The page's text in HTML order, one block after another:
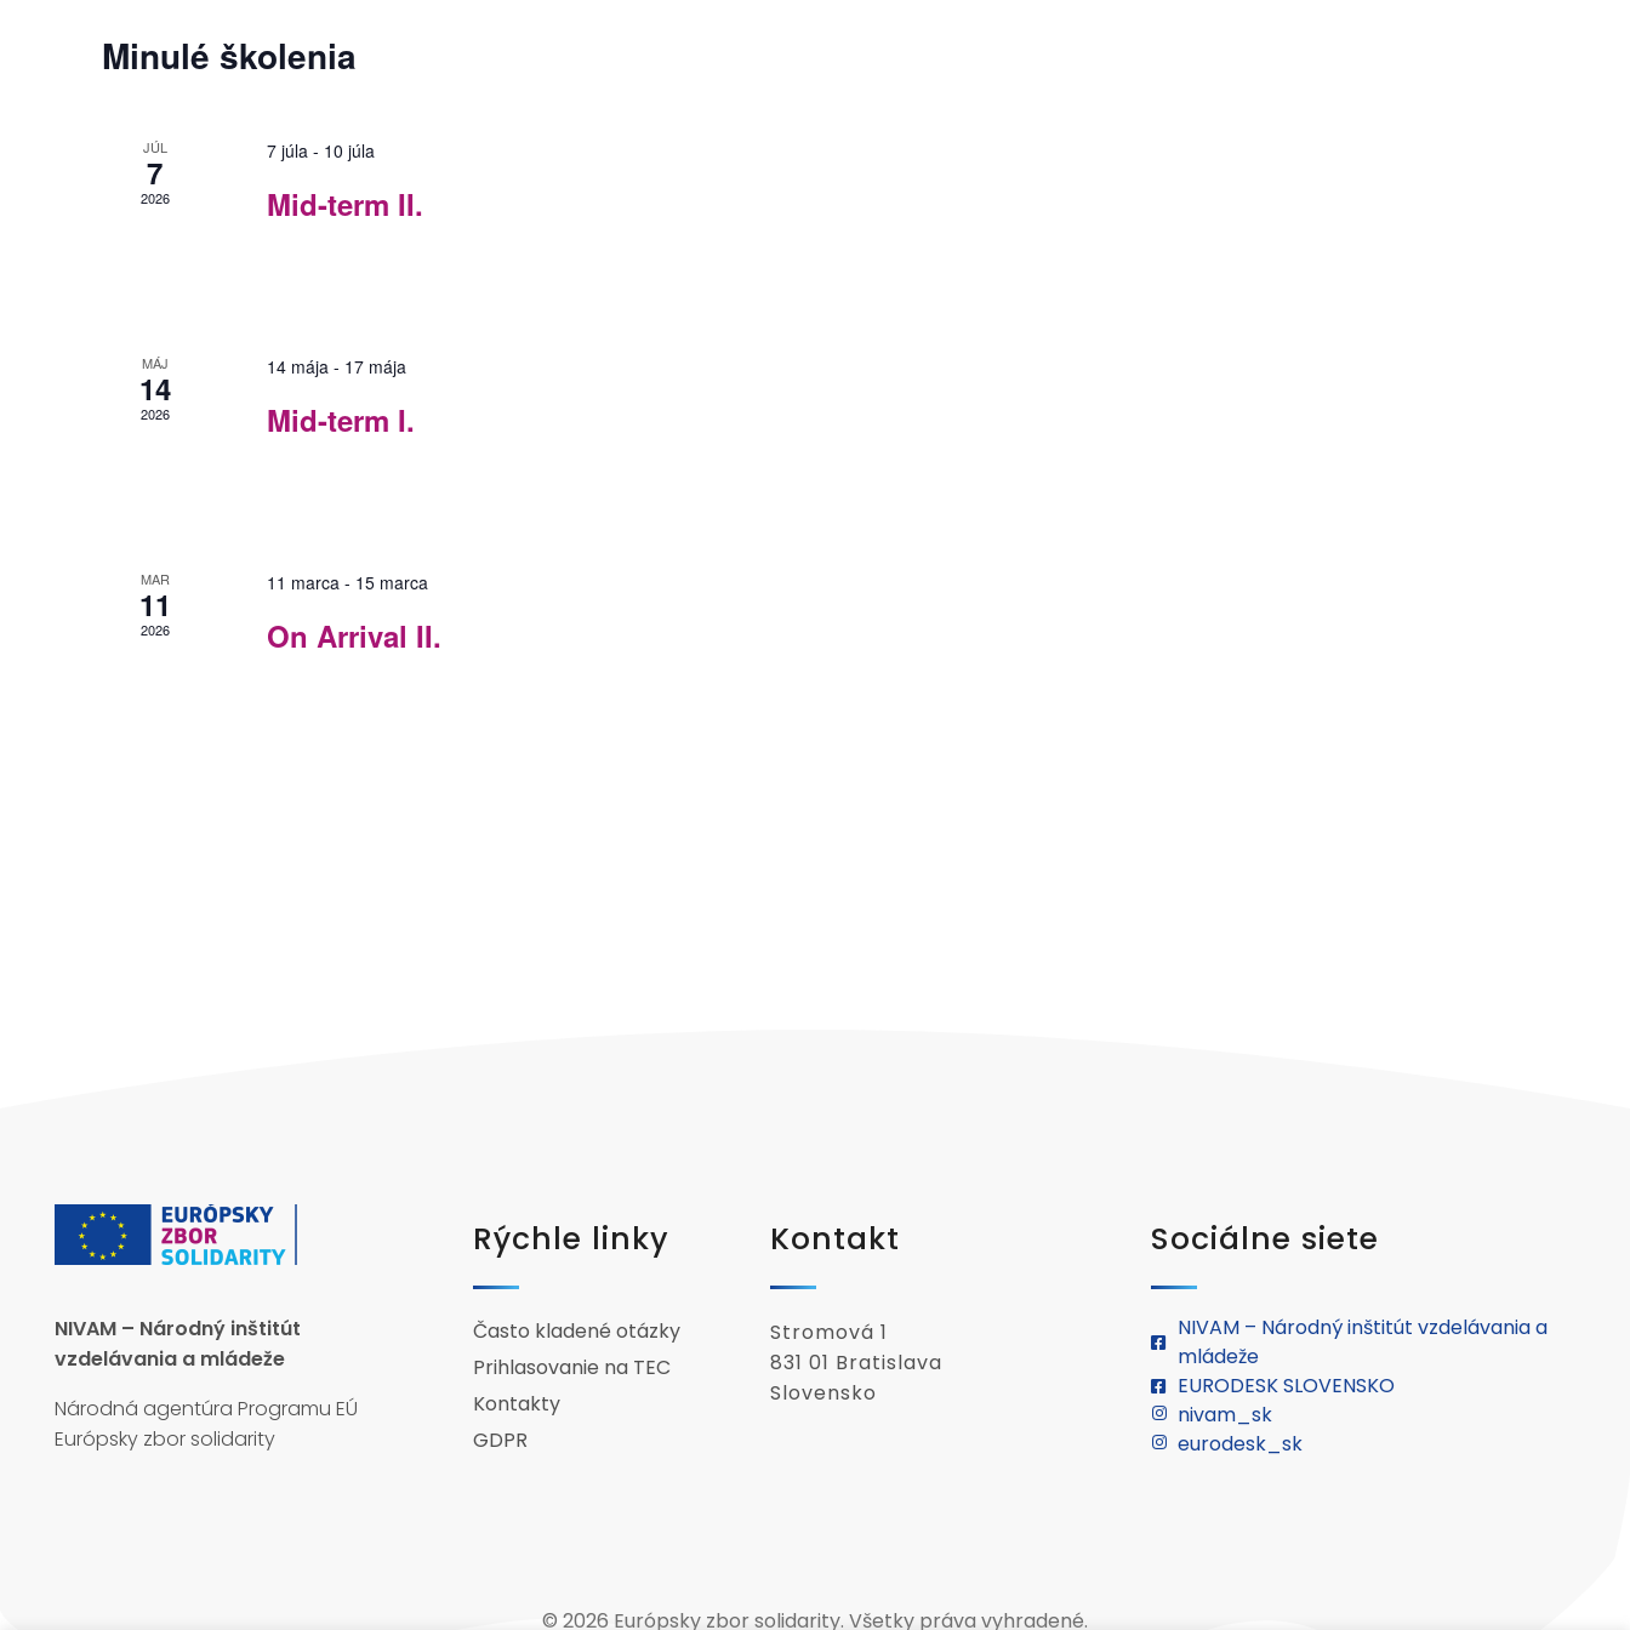
Navigation
Minulé školenia
JÚL
7
2026
7 júla- 10 júla
Mid-term II.
MÁJ
14
2026
14 mája- 17 mája
Mid-term I.
MAR
11
2026
11 marca- 15 marca
On Arrival II.
NIVAM – Národný inštitút
vzdelávania a mládeže
Národná agentúra Programu EÚ
Európsky zbor solidarity
Rýchle linky
Často kladené otázky
Prihlasovanie na TEC
Kontakty
GDPR
Kontakt
Stromová 1
831 01 Bratislava
Slovensko
Sociálne siete
NIVAM – Národný inštitút vzdelávania a
mládeže
EURODESK SLOVENSKO
nivam_sk
eurodesk_sk
© 2026 Európsky zbor solidarity. Všetky práva vyhradené.